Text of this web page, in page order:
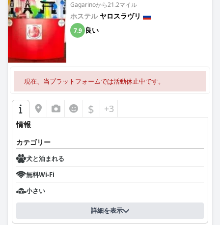
Gagarinoから21.2マイル
ホステル ヤロスラヴリ
7.9 良い
現在、当プラットフォームでは活動休止中です。
$ +3
情報
カテゴリー
犬と泊まれる
無料Wi-Fi
小さい
詳細を表示